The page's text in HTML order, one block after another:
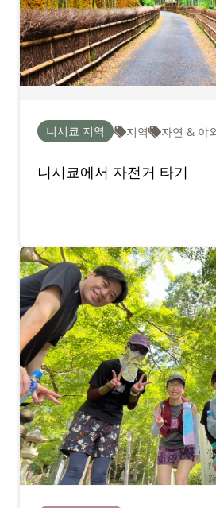
니시쿄 지역 지역 자연 & 야
니시쿄에서 자전거 타기